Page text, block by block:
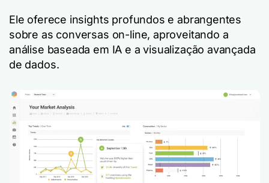
Ele oferece insights profundos e abrangentes
sobre as conversas on-line, aproveitando a
análise baseada em IA e a visualização avançada
de dados.